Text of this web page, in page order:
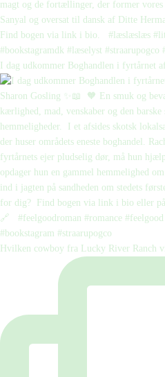
I dag udkommer Boghandlen i fyrtårnet
Hvilken cowboy fra Lucky River Ranch